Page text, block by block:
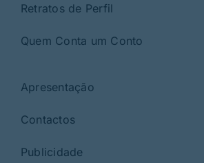
Retratos de Perfil
Quem Conta um Conto
Apresentação
Contactos
Publicidade